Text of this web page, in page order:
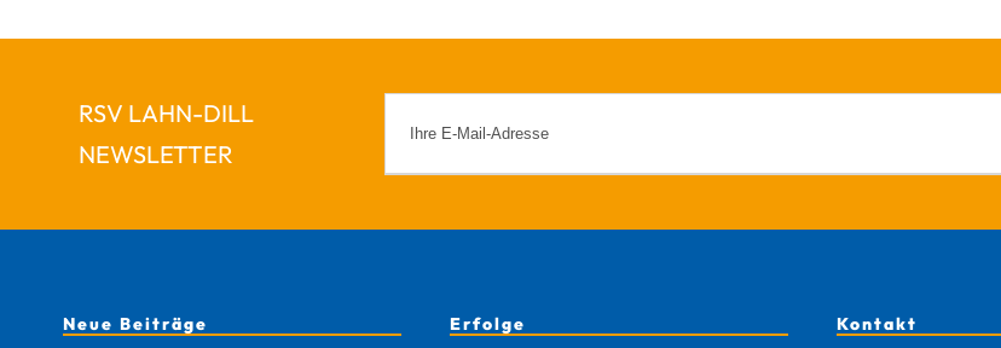
RSV LAHN-DILL
NEWSLETTER
Neue Beiträge Erfolge Kontakt